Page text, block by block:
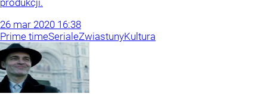
produkcji.
26 mar 2020 16:38
Prime timeSerialeZwiastunyKultura